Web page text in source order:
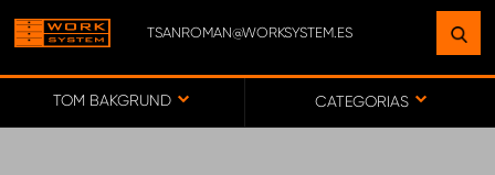
TSANROMAN@WORKSYSTEM.ES
TOM BAKGRUND CATEGORIAS
ENCUENTRE UNA INSTALACIÓN
CERCA DE USTED